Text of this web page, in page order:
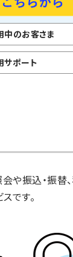
中のお客さま
サポート
や振込・振替
です。